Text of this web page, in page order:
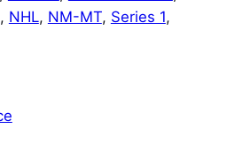
, NHL, NM-MT, Series 1